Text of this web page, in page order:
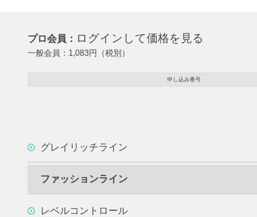
プロ会員： ログインして価格を見る
一般会員： 1,083円（税別）
申し込み番号
グレイリッチライン
ファッションライン
レベルコントロール